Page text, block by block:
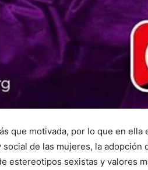
que motivada, por lo que en
de las mujeres, la
estereotipos sexistas y valores